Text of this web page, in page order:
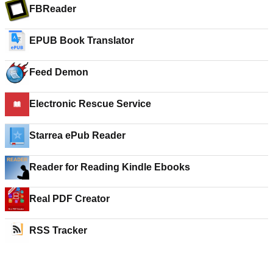
FBReader
EPUB Book Translator
Feed Demon
Starrea ePub Reader
Reader for Reading Kindle Ebooks
Real PDF Creator
RSS Tracker